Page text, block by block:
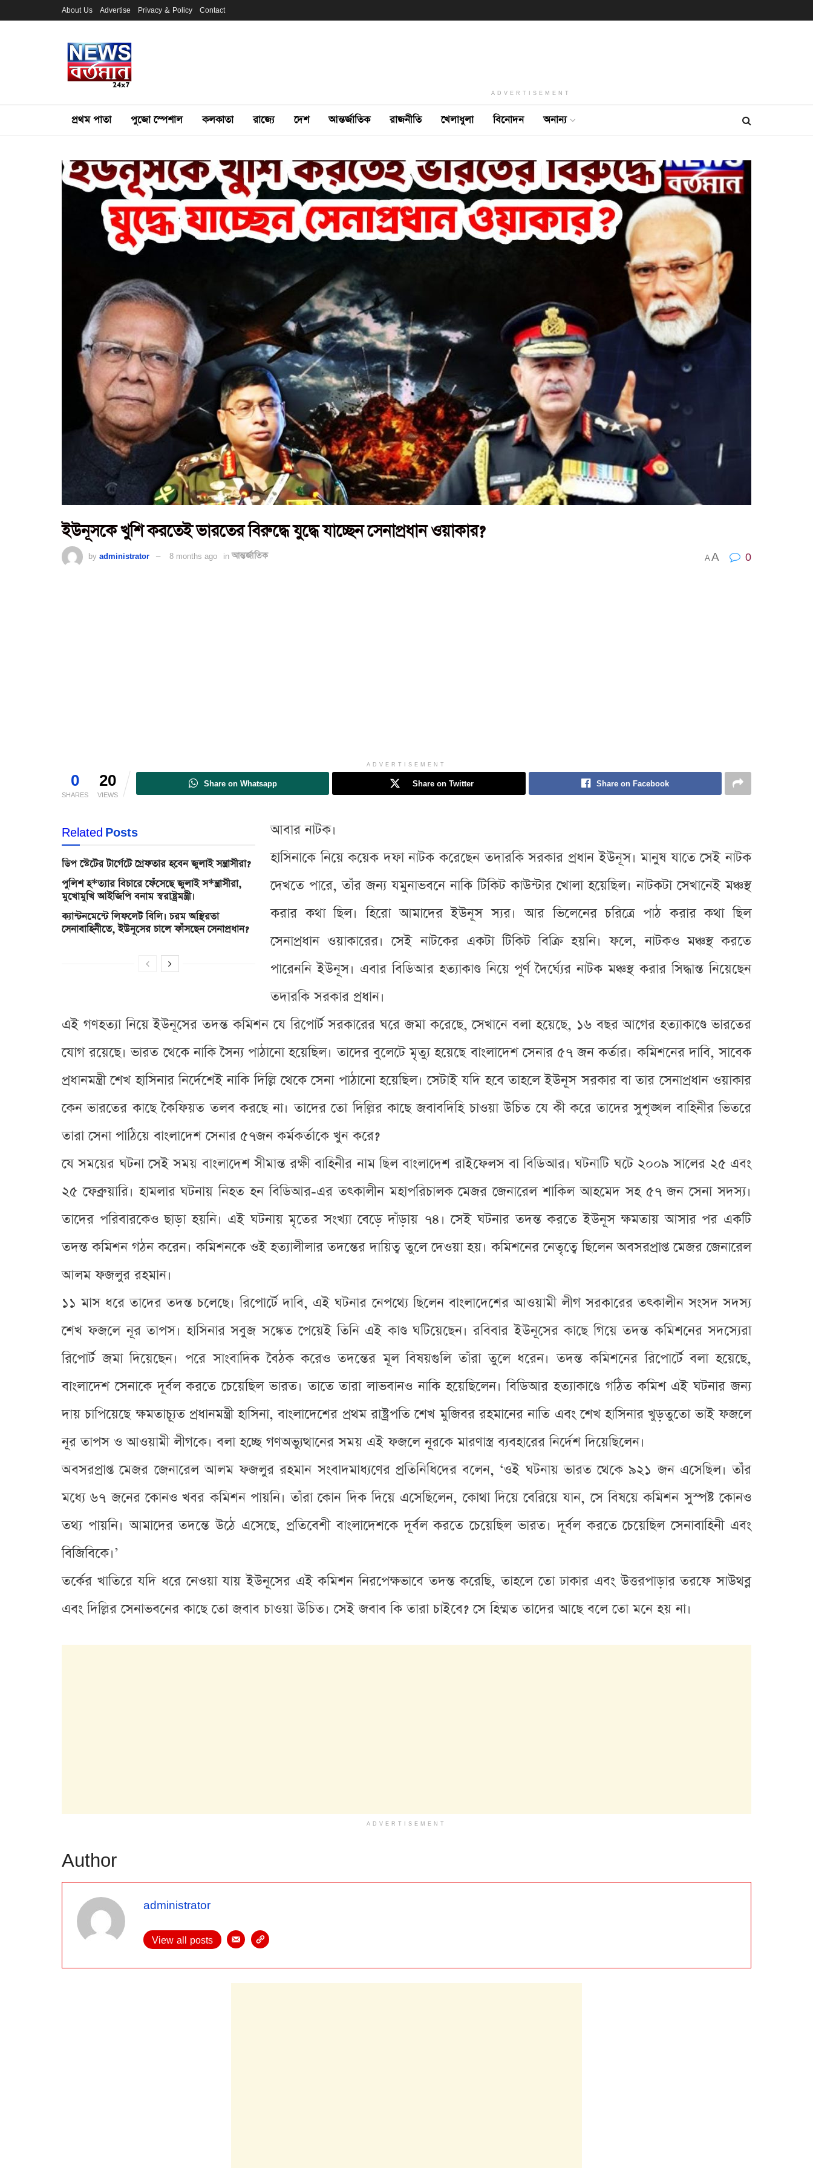
About Us Advertise Privacy & Policy Contact
ADVERTISEMENT
প্রথম পাতা পুজো স্পেশাল কলকাতা রাজ্যে দেশ আন্তর্জাতিক রাজনীতি খেলাধুলা বিনোদন অনান্য
ইউনূসকে খুশি করতেই ভারতের বিরুদ্ধে যুদ্ধে যাচ্ছেন সেনাপ্রধান ওয়াকার?
by administrator 8 months ago in আন্তর্জাতিক AA 0
ADVERTISEMENT
0
SHARES
20
VIEWS
Share on Whatsapp Share on Twitter Share on Facebook
RelatedPosts
ডিপ স্টেটের টার্গেটে গ্রেফতার হবেন জুলাই সন্ত্রাসীরা?
পুলিশ হ*ত্যার বিচারে ফেঁসেছে জুলাই স*ন্ত্রাসীরা,
মুখোমুখি আইজিপি বনাম স্বরাষ্ট্রমন্ত্রী।
ক্যান্টনমেন্টে লিফলেট বিলি। চরম অস্থিরতা
সেনাবাহিনীতে, ইউনূসের চালে ফাঁসছেন সেনাপ্রধান?
আবার নাটক।
হাসিনাকে নিয়ে কয়েক দফা নাটক করেছেন তদারকি সরকার প্রধান ইউনূস। মানুষ যাতে সেই নাটক
দেখতে পারে, তাঁর জন্য যমুনাভবনে নাকি টিকিট কাউন্টার খোলা হয়েছিল। নাটকটা সেখানেই মঞ্চস্থ
করার কথা ছিল। হিরো আমাদের ইউনূস স্যর। আর ভিলেনের চরিত্রে পাঠ করার কথা ছিল
সেনাপ্রধান ওয়াকারের। সেই নাটকের একটা টিকিট বিক্রি হয়নি। ফলে, নাটকও মঞ্চস্থ করতে
পারেননি ইউনূস। এবার বিডিআর হত্যাকাণ্ড নিয়ে পূর্ণ দৈর্ঘ্যের নাটক মঞ্চস্থ করার সিদ্ধান্ত নিয়েছেন
তদারকি সরকার প্রধান।
এই গণহত্যা নিয়ে ইউনূসের তদন্ত কমিশন যে রিপোর্ট সরকারের ঘরে জমা করেছে, সেখানে বলা হয়েছে, ১৬ বছর আগের হত্যাকাণ্ডে ভারতের
যোগ রয়েছে। ভারত থেকে নাকি সৈন্য পাঠানো হয়েছিল। তাদের বুলেটে মৃত্যু হয়েছে বাংলাদেশ সেনার ৫৭ জন কর্তার। কমিশনের দাবি, সাবেক
প্রধানমন্ত্রী শেখ হাসিনার নির্দেশেই নাকি দিল্লি থেকে সেনা পাঠানো হয়েছিল। সেটাই যদি হবে তাহলে ইউনূস সরকার বা তার সেনাপ্রধান ওয়াকার
কেন ভারতের কাছে কৈফিয়ত তলব করছে না। তাদের তো দিল্লির কাছে জবাবদিহি চাওয়া উচিত যে কী করে তাদের সুশৃঙ্খল বাহিনীর ভিতরে
তারা সেনা পাঠিয়ে বাংলাদেশ সেনার ৫৭জন কর্মকর্তাকে খুন করে?
যে সময়ের ঘটনা সেই সময় বাংলাদেশ সীমান্ত রক্ষী বাহিনীর নাম ছিল বাংলাদেশ রাইফেলস বা বিডিআর। ঘটনাটি ঘটে ২০০৯ সালের ২৫ এবং
২৫ ফেব্রুয়ারি। হামলার ঘটনায় নিহত হন বিডিআর-এর তৎকালীন মহাপরিচালক মেজর জেনারেল শাকিল আহমেদ সহ ৫৭ জন সেনা সদস্য।
তাদের পরিবারকেও ছাড়া হয়নি। এই ঘটনায় মৃতের সংখ্যা বেড়ে দাঁড়ায় ৭৪। সেই ঘটনার তদন্ত করতে ইউনূস ক্ষমতায় আসার পর একটি
তদন্ত কমিশন গঠন করেন। কমিশনকে ওই হত্যালীলার তদন্তের দায়িত্ব তুলে দেওয়া হয়। কমিশনের নেতৃত্বে ছিলেন অবসরপ্রাপ্ত মেজর জেনারেল
আলম ফজলুর রহমান।
১১ মাস ধরে তাদের তদন্ত চলেছে। রিপোর্টে দাবি, এই ঘটনার নেপথ্যে ছিলেন বাংলাদেশের আওয়ামী লীগ সরকারের তৎকালীন সংসদ সদস্য
শেখ ফজলে নূর তাপস। হাসিনার সবুজ সঙ্কেত পেয়েই তিনি এই কাণ্ড ঘটিয়েছেন। রবিবার ইউনূসের কাছে গিয়ে তদন্ত কমিশনের সদস্যেরা
রিপোর্ট জমা দিয়েছেন। পরে সাংবাদিক বৈঠক করেও তদন্তের মূল বিষয়গুলি তাঁরা তুলে ধরেন। তদন্ত কমিশনের রিপোর্টে বলা হয়েছে,
বাংলাদেশ সেনাকে দূর্বল করতে চেয়েছিল ভারত। তাতে তারা লাভবানও নাকি হয়েছিলেন। বিডিআর হত্যাকাণ্ডে গঠিত কমিশ এই ঘটনার জন্য
দায় চাপিয়েছে ক্ষমতাচ্যূত প্রধানমন্ত্রী হাসিনা, বাংলাদেশের প্রথম রাষ্ট্রপতি শেখ মুজিবর রহমানের নাতি এবং শেখ হাসিনার খুড়তুতো ভাই ফজলে
নূর তাপস ও আওয়ামী লীগকে। বলা হচ্ছে গণঅভ্যুত্থানের সময় এই ফজলে নূরকে মারণাস্ত্র ব্যবহারের নির্দেশ দিয়েছিলেন।
অবসরপ্রাপ্ত মেজর জেনারেল আলম ফজলুর রহমান সংবাদমাধ্যণের প্রতিনিধিদের বলেন, ‘ওই ঘটনায় ভারত থেকে ৯২১ জন এসেছিল। তাঁর
মধ্যে ৬৭ জনের কোনও খবর কমিশন পায়নি। তাঁরা কোন দিক দিয়ে এসেছিলেন, কোথা দিয়ে বেরিয়ে যান, সে বিষয়ে কমিশন সুস্পষ্ট কোনও
তথ্য পায়নি। আমাদের তদন্তে উঠে এসেছে, প্রতিবেশী বাংলাদেশকে দূর্বল করতে চেয়েছিল ভারত। দূর্বল করতে চেয়েছিল সেনাবাহিনী এবং
বিজিবিকে।’
তর্কের খাতিরে যদি ধরে নেওয়া যায় ইউনূসের এই কমিশন নিরপেক্ষভাবে তদন্ত করেছি, তাহলে তো ঢাকার এবং উত্তরপাড়ার তরফে সাউথব্ল
এবং দিল্লির সেনাভবনের কাছে তো জবাব চাওয়া উচিত। সেই জবাব কি তারা চাইবে? সে হিম্মত তাদের আছে বলে তো মনে হয় না।
ADVERTISEMENT
Author
administrator
View all posts